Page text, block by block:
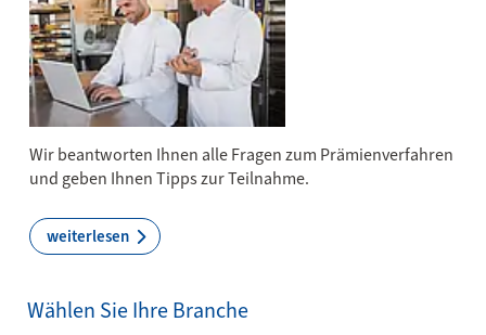
Wir beantworten Ihnen alle Fragen zum Prämienverfahren
und geben Ihnen Tipps zur Teilnahme.
weiterlesen
Wählen Sie Ihre Branche